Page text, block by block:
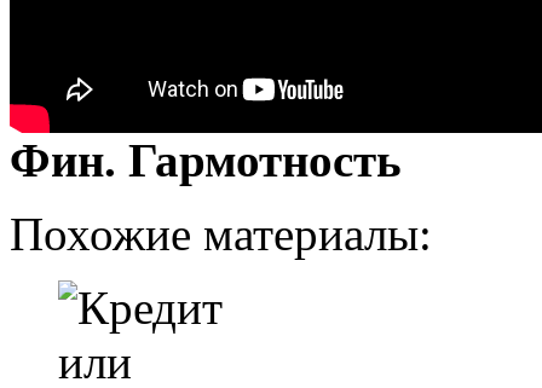
Фин. Гармотность
Похожие материалы: